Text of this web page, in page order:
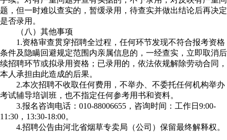
题，但一时难以查实的，暂缓录用，待查实并做出结论后再决定
是否录用。
（八）其他事项
1.资格审查贯穿招聘全过程，任何环节发现不符合报考资格
条件及隐瞒回避规定范围内亲属信息的，一经查实，立即取消后
续招聘环节或拟录用资格；已录用的，依法依规解除劳动合同，
本人承担由此造成的后果。
2.本次招聘不收取任何费用，不举办、不委托任何机构举办
考试辅导培训班，也不指定任何参考用书和资料。
3.报名咨询电话：010-88006655，咨询时间：工作日9:00-
11:30，13:30-18:00。
4.招聘公告由河北省烟草专卖局（公司）保留最终解释权。